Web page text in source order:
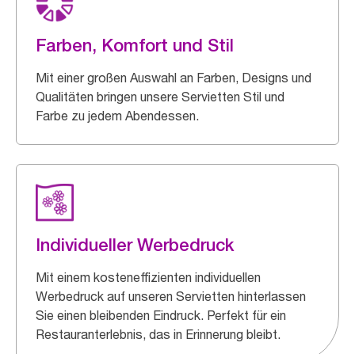
Farben, Komfort und Stil
Mit einer großen Auswahl an Farben, Designs und
Qualitäten bringen unsere Servietten Stil und
Farbe zu jedem Abendessen.
Individueller Werbedruck
Mit einem kosteneffizienten individuellen
Werbedruck auf unseren Servietten hinterlassen
Sie einen bleibenden Eindruck. Perfekt für ein
Restauranterlebnis, das in Erinnerung bleibt.